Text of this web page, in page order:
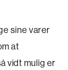
sine varer
at
vidt mulig er